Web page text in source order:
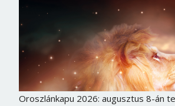
Oroszlánkapu 2026: augusztus 8-án